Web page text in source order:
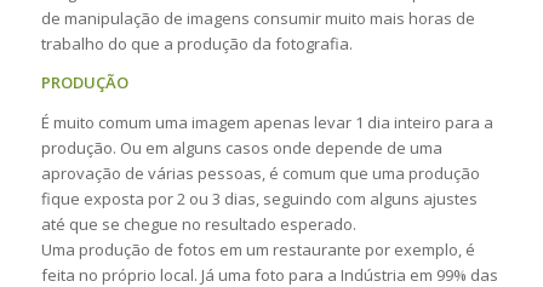
de manipulação de imagens consumir muito mais horas de
trabalho do que a produção da fotografia.
PRODUÇÃO
É muito comum uma imagem apenas levar 1 dia inteiro para a
produção. Ou em alguns casos onde depende de uma
aprovação de várias pessoas, é comum que uma produção
fique exposta por 2 ou 3 dias, seguindo com alguns ajustes
até que se chegue no resultado esperado.
Uma produção de fotos em um restaurante por exemplo, é
feita no próprio local. Já uma foto para a Indústria em 99% das